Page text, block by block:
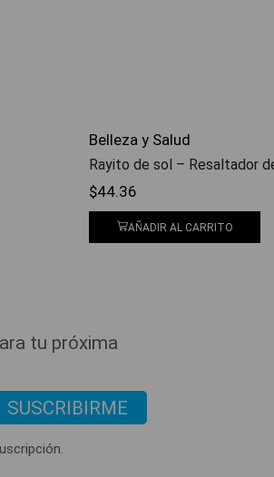
Belleza y Salud
Rayito de sol – Resaltador
$44.36
AÑADIR AL CARRITO
tu próxima
SUSCRIBIRME